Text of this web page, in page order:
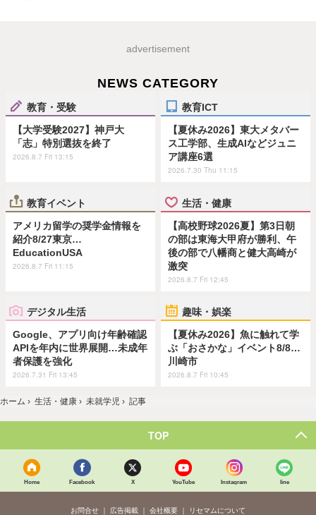
advertisement
NEWS CATEGORY
教育・受験
【大学受験2027】神戸大
「志」特別選抜を終了
2026.8.7 Fri 13:15
教育ICT
【夏休み2026】東大メタバー
ス工学部、生成AIなどジュニ
ア講座6選
2026.7.30 Thu 11:15
教育イベント
アメリカ留学の奨学金情報を
紹介8/27東京…
EducationUSA
2026.8.7 Fri 11:15
生活・健康
【高校野球2026夏】第3日朝
の部は東海大甲府が勝利、午
後の部で八幡商と健大高崎が
激突
2026.8.7 Fri 12:45
デジタル生活
Google、アプリ向け年齢確認
APIを年内に世界展開…未成年
者保護を強化
2026.7.31 Fri 13:45
趣味・娯楽
【夏休み2026】魚に触れて学
ぶ「おさかな」イベント8/8…
川崎市
2026.8.7 Fri 10:45
ホーム › 生活・健康 › 未就学児 › 記事
TOP
Home Facebook X YouTube Instagram line
お問合せ 広告掲載 会社概要 リセマムについて